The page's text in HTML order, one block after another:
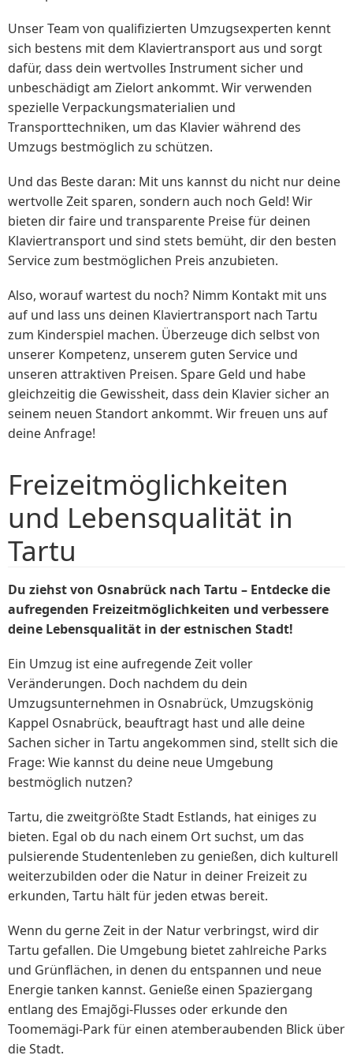
Unser Team von qualifizierten Umzugsexperten kennt
sich bestens mit dem Klaviertransport aus und sorgt
dafür, dass dein wertvolles Instrument sicher und
unbeschädigt am Zielort ankommt. Wir verwenden
spezielle Verpackungsmaterialien und
Transporttechniken, um das Klavier während des
Umzugs bestmöglich zu schützen.
Und das Beste daran: Mit uns kannst du nicht nur deine
wertvolle Zeit sparen, sondern auch noch Geld! Wir
bieten dir faire und transparente Preise für deinen
Klaviertransport und sind stets bemüht, dir den besten
Service zum bestmöglichen Preis anzubieten.
Also, worauf wartest du noch? Nimm Kontakt mit uns
auf und lass uns deinen Klaviertransport nach Tartu
zum Kinderspiel machen. Überzeuge dich selbst von
unserer Kompetenz, unserem guten Service und
unseren attraktiven Preisen. Spare Geld und habe
gleichzeitig die Gewissheit, dass dein Klavier sicher an
seinem neuen Standort ankommt. Wir freuen uns auf
deine Anfrage!
Freizeitmöglichkeiten
und Lebensqualität in
Tartu
Du ziehst von Osnabrück nach Tartu – Entdecke die
aufregenden Freizeitmöglichkeiten und verbessere
deine Lebensqualität in der estnischen Stadt!
Ein Umzug ist eine aufregende Zeit voller
Veränderungen. Doch nachdem du dein
Umzugsunternehmen in Osnabrück, Umzugskönig
Kappel Osnabrück, beauftragt hast und alle deine
Sachen sicher in Tartu angekommen sind, stellt sich die
Frage: Wie kannst du deine neue Umgebung
bestmöglich nutzen?
Tartu, die zweitgrößte Stadt Estlands, hat einiges zu
bieten. Egal ob du nach einem Ort suchst, um das
pulsierende Studentenleben zu genießen, dich kulturell
weiterzubilden oder die Natur in deiner Freizeit zu
erkunden, Tartu hält für jeden etwas bereit.
Wenn du gerne Zeit in der Natur verbringst, wird dir
Tartu gefallen. Die Umgebung bietet zahlreiche Parks
und Grünflächen, in denen du entspannen und neue
Energie tanken kannst. Genieße einen Spaziergang
entlang des Emajõgi-Flusses oder erkunde den
Toomemägi-Park für einen atemberaubenden Blick über
die Stadt.